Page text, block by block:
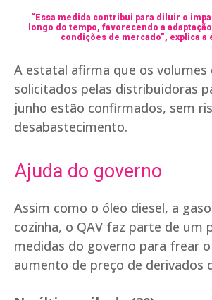
“Essa medida contribui para diluir o
longo do tempo, favorecendo a
condições de mercado”, explica a
A estatal afirma que os volumes
solicitados pelas distribuidoras
junho estão confirmados, sem
desabastecimento.
Ajuda do governo
Assim como o óleo diesel, a
cozinha, o QAV faz parte de um
medidas do governo para frear
aumento de preço de derivados